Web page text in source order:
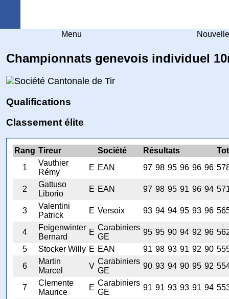
Menu
Championnats genevois individuel
Qualifications
Classement élite
Rang Tireur Société Résultats
1
Vauthier
Rémy
E EAN 97 98 95 96 96 96
2
Gattuso
Liborio
E EAN 97 98 95 91 96 94
3
Valentini
Patrick
E Versoix 93 94 94 95 93 96
4
Feigenwinter
Bernard
E
Carabiniers
GE
95 95 90 94 92 96
5
Stocker Willy E EAN 91 98 93 91 92 90
6
Martin
Marcel
V
Carabiniers
GE
90 93 94 90 95 92
7
Clemente
Maurice
E
Carabiniers
GE
91 91 93 93 91 94